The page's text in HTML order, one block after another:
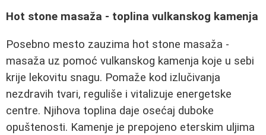
Hot stone masaža - toplina vulkanskog kamenja
Posebno mesto zauzima hot stone masaža -
masaža uz pomoć vulkanskog kamenja koje u sebi
krije lekovitu snagu. Pomaže kod izlučivanja
nezdravih tvari, reguliše i vitalizuje energetske
centre. Njihova toplina daje osećaj duboke
opuštenosti. Kamenje je prepojeno eterskim uljima